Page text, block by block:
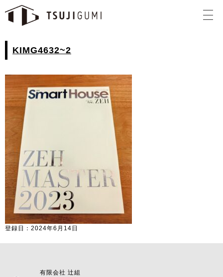
KIMG4632~2
登録日：2024年6月14日
有限会社 辻組